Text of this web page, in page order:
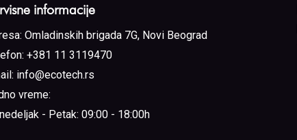
informacije
Omladinskih brigada 7G, Novi Beograd
+381 11 3119470
info@ecotech.rs
vreme:
- Petak: 09:00 - 18:00h